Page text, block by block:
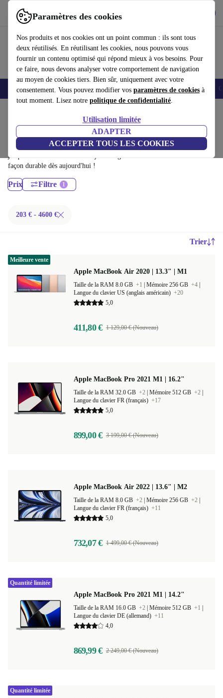
Paramètres des cookies
Nos produits et nos cookies ont un point commun : ils sont tous
deux réutilisés. En réutilisant les cookies, nous pouvons vous
fournir un contenu optimisé qui répond mieux à vos besoins. Pour
ce faire, nous devons analyser votre comportement de navigation
au moyen de cookies tiers. Bien sûr, uniquement avec votre
consentement. Vous pouvez modifier vos paramètres de cookies à
tout moment. Lisez notre politique de confidentialité.
Utilisation limitée
ADAPTER
ACCEPTER TOUS LES COOKIES
Utilisez refurbed rapidement et facilement
Smartphones Laptops Tablettes Montres connectées Accessoires
MacBooks:
MacBooks certifiés reconditionnés à moins de 4600€ – économisez
jusqu'à 40 %. Retours sous 30 jours et garantie de 12 mois. Achetez de
façon durable dès aujourd'hui !
Prix Filtre
203 € - 4600 €
Trier
Apple MacBook Air 2020 | 13.3" | M1
Taille de la RAM 8.0 GB +1 Mémoire 256 GB +4
Langue du clavier US (anglais américain) +20
5,0
411,80 € 1 129,00 € (Nouveau)
Meilleure vente
Apple MacBook Pro 2021 M1 | 16.2"
Taille de la RAM 32.0 GB +2 Mémoire 512 GB +2
Langue du clavier FR (français) +17
5,0
899,00 € 3 199,00 € (Nouveau)
Apple MacBook Air 2022 | 13.6" | M2
Taille de la RAM 8.0 GB +2 Mémoire 256 GB +2
Langue du clavier FR (français) +11
5,0
732,07 € 1 499,00 € (Nouveau)
Apple MacBook Pro 2021 M1 | 14.2"
Taille de la RAM 16.0 GB +2 Mémoire 512 GB +1
Langue du clavier DE (allemand) +11
4,0
869,99 € 2 249,00 € (Nouveau)
Quantité limitée
Quantité limitée